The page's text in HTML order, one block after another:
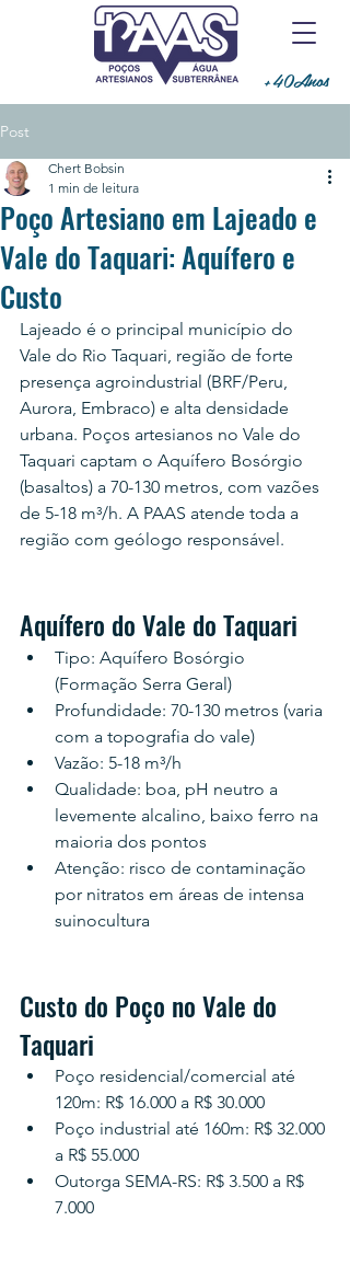
+40Anos
Post
Poço Artesiano em Lajeado e
Vale do Taquari: Aquífero e
Custo
Chert Bobsin
1 min de leitura
Lajeado é o principal município do
Vale do Rio Taquari, região de forte
presença agroindustrial (BRF/Peru,
Aurora, Embraco) e alta densidade
urbana. Poços artesianos no Vale do
Taquari captam o Aquífero Bosórgio
(basaltos) a 70-130 metros, com vazões
de 5-18 m³/h. A PAAS atende toda a
região com geólogo responsável.
Aquífero do Vale do Taquari
Tipo: Aquífero Bosórgio
(Formação Serra Geral)
Profundidade: 70-130 metros (varia
com a topografia do vale)
Vazão: 5-18 m³/h
Qualidade: boa, pH neutro a
levemente alcalino, baixo ferro na
maioria dos pontos
Atenção: risco de contaminação
por nitratos em áreas de intensa
suinocultura
Custo do Poço no Vale do
Taquari
Poço residencial/comercial até
120m: R$ 16.000 a R$ 30.000
Poço industrial até 160m: R$ 32.000
a R$ 55.000
Outorga SEMA-RS: R$ 3.500 a R$
7.000